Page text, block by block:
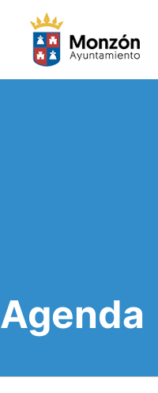
Agenda